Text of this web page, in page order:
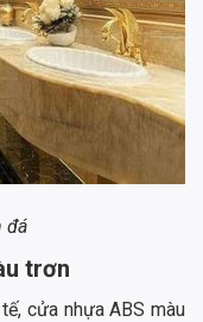
đá
trơn
cửa nhựa ABS màu